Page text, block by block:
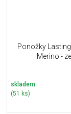
Ponožky
Merino -
skladem
(51 ks)